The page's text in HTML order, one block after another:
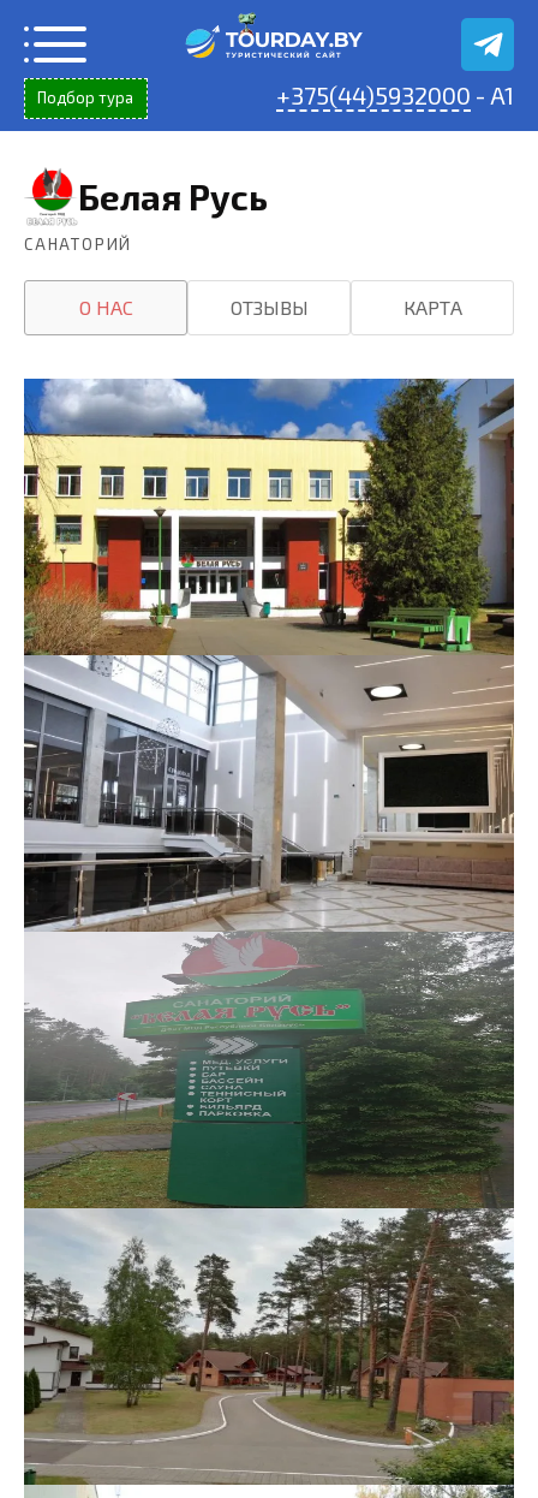
содержанию
Подбор тура +375(44)5932000 - A1
Белая Русь
САНАТОРИЙ
О НАС ОТЗЫВЫ КАРТА